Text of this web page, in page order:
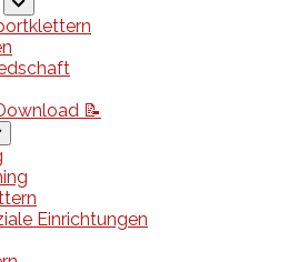
📝
Einrichtungen